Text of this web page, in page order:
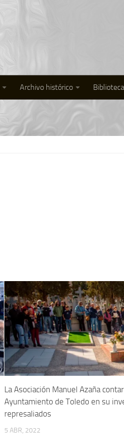
Archivo histórico Biblioteca
La Asociación Manuel Azaña
Ayuntamiento de Toledo en su
represaliados
5 ABR, 2022